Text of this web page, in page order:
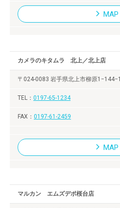
MAP
カメラのキタムラ 北上／北上店
〒024-0083 岩手県北上市柳原1−144−1
0197-65-1234
0197-61-2459
MAP
マルカン エムズデポ桜台店